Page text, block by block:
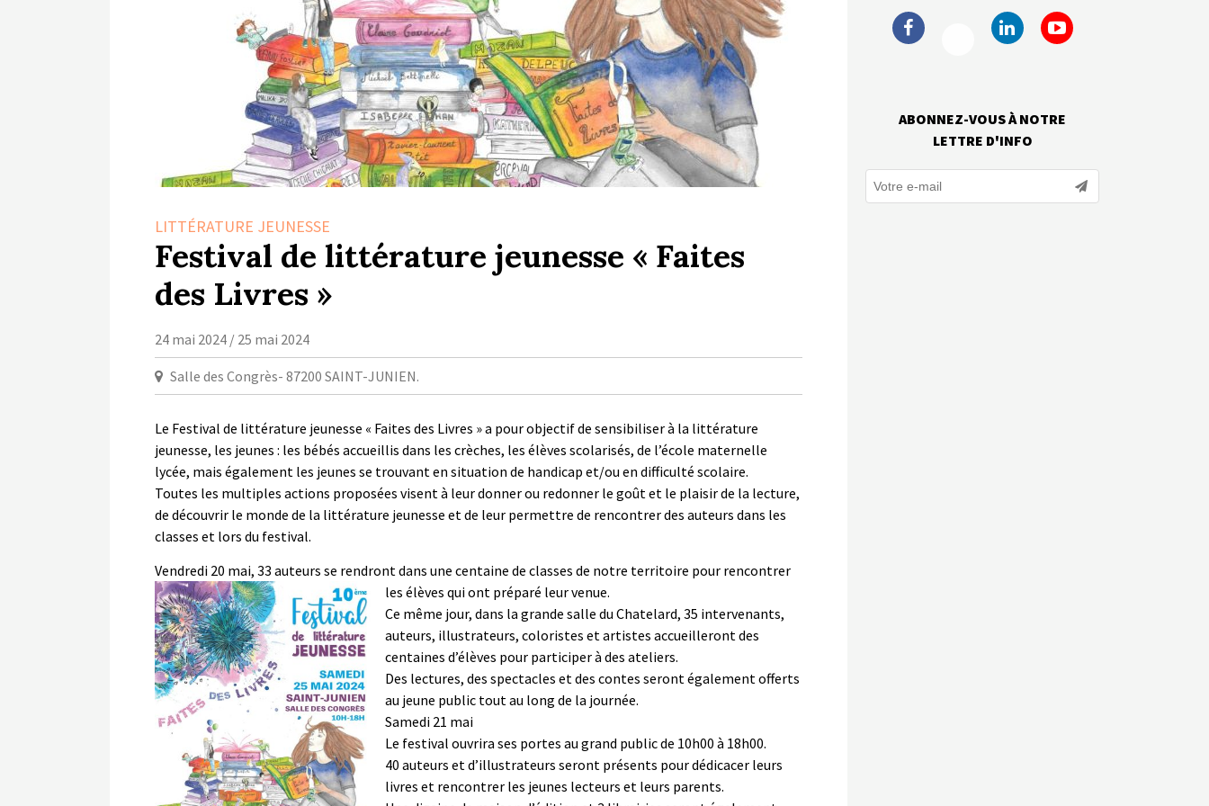
LITTÉRATURE JEUNESSE
Festival de littérature jeunesse « Faites
des Livres »
24 mai 2024 / 25 mai 2024
Salle des Congrès- 87200 SAINT-JUNIEN.
Le Festival de littérature jeunesse « Faites des Livres » a pour objectif de sensibiliser à la littérature
jeunesse, les jeunes : les bébés accueillis dans les crèches, les élèves scolarisés, de l’école maternelle
lycée, mais également les jeunes se trouvant en situation de handicap et/ou en difficulté scolaire.
Toutes les multiples actions proposées visent à leur donner ou redonner le goût et le plaisir de la lecture,
de découvrir le monde de la littérature jeunesse et de leur permettre de rencontrer des auteurs dans les
classes et lors du festival.
Vendredi 20 mai, 33 auteurs se rendront dans une centaine de classes de notre territoire pour rencontrer
les élèves qui ont préparé leur venue.
Ce même jour, dans la grande salle du Chatelard, 35 intervenants,
auteurs, illustrateurs, coloristes et artistes accueilleront des
centaines d’élèves pour participer à des ateliers.
Des lectures, des spectacles et des contes seront également offerts
au jeune public tout au long de la journée.
Samedi 21 mai
Le festival ouvrira ses portes au grand public de 10h00 à 18h00.
40 auteurs et d’illustrateurs seront présents pour dédicacer leurs
livres et rencontrer les jeunes lecteurs et leurs parents.
ABONNEZ-VOUS À NOTRE
LETTRE D'INFO